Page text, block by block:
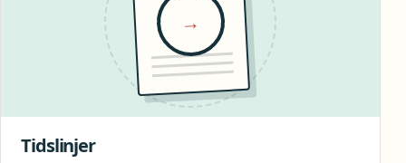
→
Tidslinjer